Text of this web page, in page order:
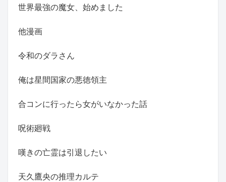
世界最強の魔女、始めました
他漫画
令和のダラさん
俺は星間国家の悪徳領主
合コンに行ったら女がいなかった話
呪術廻戦
嘆きの亡霊は引退したい
天久鷹央の推理カルテ